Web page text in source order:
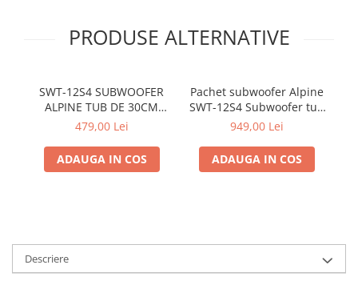
Subwoofer
Alarme auto Alarme masina
Detectoare Radar
Senzori parcare auto
Echipamente atelier
Set clipsuri auto de plastic
Piese si accesorii
PRODUSE ALTERNATIVE
SWT-12S4 SUBWOOFER
ALPINE TUB DE 30CM
(12"), 1000W
479,00 Lei
ADAUGA IN COS
Pachet subwoofer Alpine
SWT-12S4 Subwoofer tub
30cm (12″) + BBX-T600
canale + 350940 kit
cabluri Aiv 10mm²
949,00 Lei
ADAUGA IN COS
Descriere